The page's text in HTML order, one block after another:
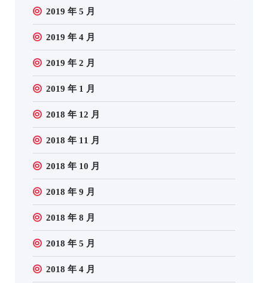
2019 年 5 月
2019 年 4 月
2019 年 2 月
2019 年 1 月
2018 年 12 月
2018 年 11 月
2018 年 10 月
2018 年 9 月
2018 年 8 月
2018 年 5 月
2018 年 4 月